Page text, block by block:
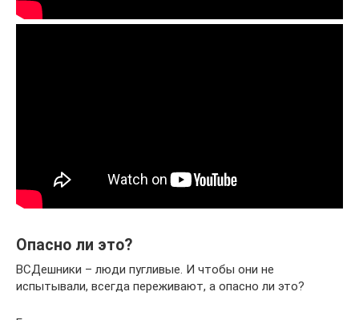
Опасно ли это?
ВСДешники – люди пугливые. И чтобы они не
испытывали, всегда переживают, а опасно ли это?